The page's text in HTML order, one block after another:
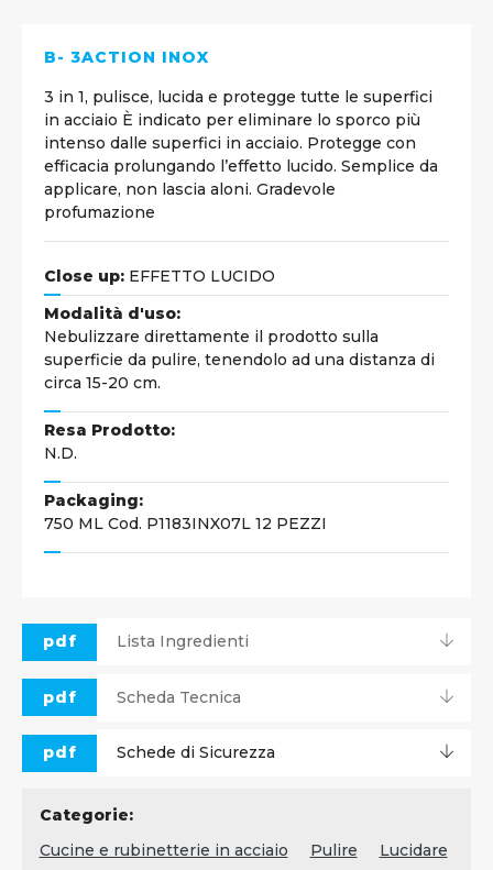
B- 3ACTION INOX
3 in 1, pulisce, lucida e protegge tutte le superfici
in acciaio È indicato per eliminare lo sporco più
intenso dalle superfici in acciaio. Protegge con
efficacia prolungando l’effetto lucido. Semplice da
applicare, non lascia aloni. Gradevole
profumazione
Close up: EFFETTO LUCIDO
Modalità d'uso:
Nebulizzare direttamente il prodotto sulla
superficie da pulire, tenendolo ad una distanza di
circa 15-20 cm.
Resa Prodotto:
N.D.
Packaging:
750 ML Cod. P1183INX07L 12 PEZZI
pdf Lista Ingredienti
pdf Scheda Tecnica
pdf Schede di Sicurezza
Categorie:
Cucine e rubinetterie in acciaio
Pulire
Lucidare